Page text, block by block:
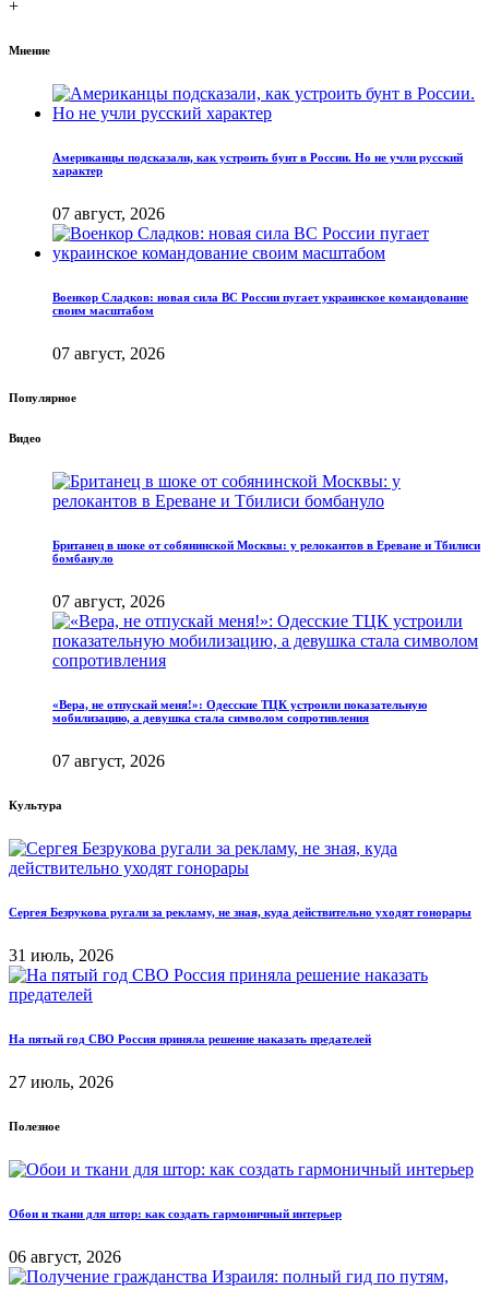
+
Мнение
Американцы подсказали, как устроить бунт в России. Но не учли русский
характер
07 август, 2026
Военкор Сладков: новая сила ВС России пугает украинское командование
своим масштабом
07 август, 2026
Популярное
Видео
Британец в шоке от собянинской Москвы: у релокантов в Ереване и Тбилиси
бомбануло
07 август, 2026
«Вера, не отпускай меня!»: Одесские ТЦК устроили показательную
мобилизацию, а девушка стала символом сопротивления
07 август, 2026
Культура
Сергея Безрукова ругали за рекламу, не зная, куда действительно уходят гонорары
31 июль, 2026
На пятый год СВО Россия приняла решение наказать предателей
27 июль, 2026
Полезное
Обои и ткани для штор: как создать гармоничный интерьер
06 август, 2026